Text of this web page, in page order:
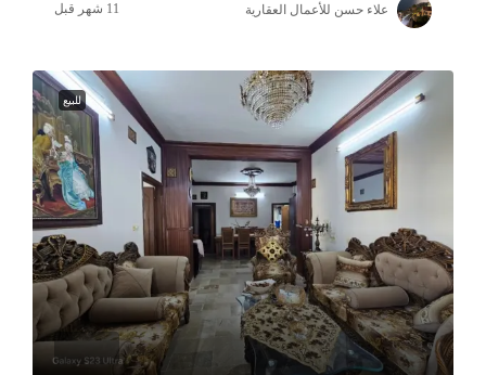
علاء حسن للأعمال العقارية
للبيع